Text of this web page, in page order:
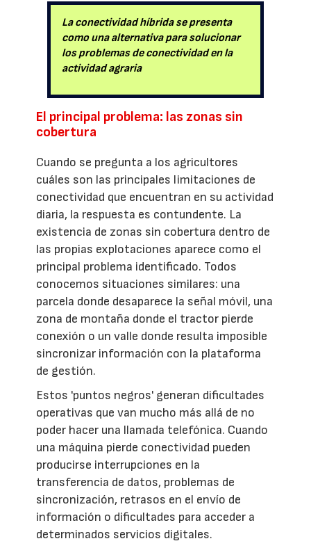
La conectividad híbrida se presenta
como una alternativa para solucionar
los problemas de conectividad en la
actividad agraria
El principal problema: las zonas sin
cobertura
Cuando se pregunta a los agricultores
cuáles son las principales limitaciones de
conectividad que encuentran en su actividad
diaria, la respuesta es contundente. La
existencia de zonas sin cobertura dentro de
las propias explotaciones aparece como el
principal problema identificado. Todos
conocemos situaciones similares: una
parcela donde desaparece la señal móvil, una
zona de montaña donde el tractor pierde
conexión o un valle donde resulta imposible
sincronizar información con la plataforma
de gestión.
Estos 'puntos negros' generan dificultades
operativas que van mucho más allá de no
poder hacer una llamada telefónica. Cuando
una máquina pierde conectividad pueden
producirse interrupciones en la
transferencia de datos, problemas de
sincronización, retrasos en el envío de
información o dificultades para acceder a
determinados servicios digitales.